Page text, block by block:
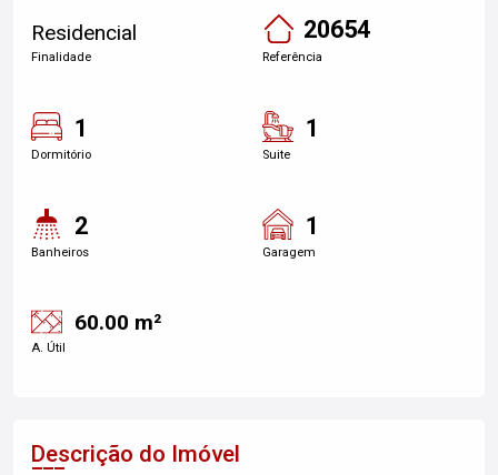
Residencial
Finalidade
20654
Referência
1
Dormitório
1
Suite
2
Banheiros
1
Garagem
60.00 m²
A. Útil
Descrição do Imóvel